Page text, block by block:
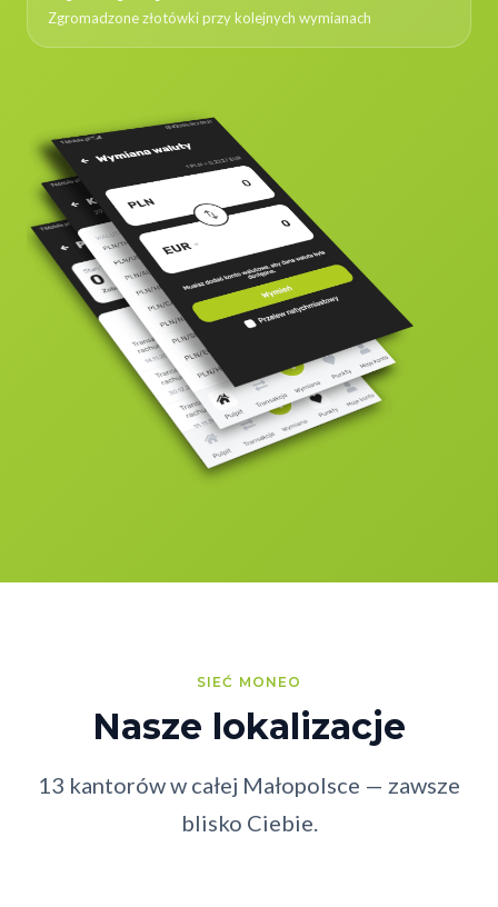
Zgromadzone złotówki przy kolejnych wymianach
SIEĆ MONEO
Nasze lokalizacje
13 kantorów w całej Małopolsce — zawsze
blisko Ciebie.